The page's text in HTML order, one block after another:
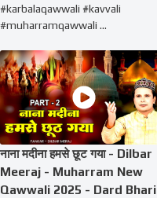
#karbalaqawwali #kavvali
#muharramqawwali ...
नाना मदीना हमसे छूट गया - Dilbar
Meeraj - Muharram New
Qawwali 2025 - Dard Bhari